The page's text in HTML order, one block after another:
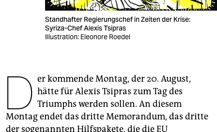
veranstaltungen
genossenschaft
epaper login
Standhafter Regierungschef in Zeiten der Krise:
Syriza-Chef Alexis Tsipras
Illustration: Eleonore Roedel
D er kommende Montag, der 20. August,
hätte für Alexis Tsipras zum Tag des
Triumphs werden sollen. An diesem
Montag endet das dritte Memorandum, das dritte
der sogenannten Hilfspakete, die die EU